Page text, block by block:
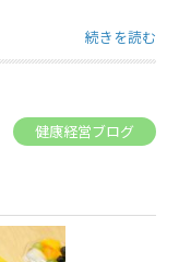
“明治神宮外
続きを読む
健康経営ブログ